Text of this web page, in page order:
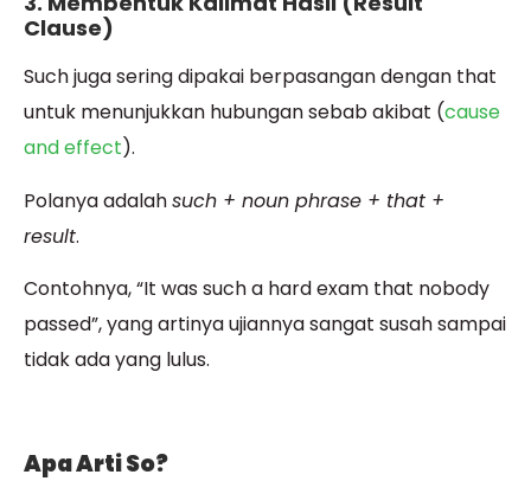
Clause)
Such juga sering dipakai berpasangan dengan that
untuk menunjukkan hubungan sebab akibat (cause
and effect).
Polanya adalahsuch + noun phrase + that +
result.
Contohnya, “It was such a hard exam that nobody
passed”, yang artinya ujiannya sangat susah sampai
tidak ada yang lulus.
Apa Arti So?